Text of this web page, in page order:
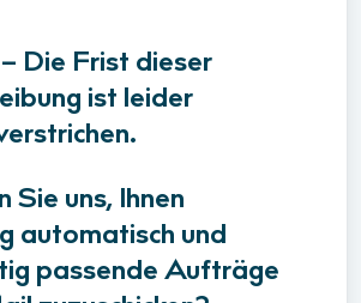
Die Frist dieser
ist leider
Sie uns, Ihnen
automatisch und
passende Aufträge